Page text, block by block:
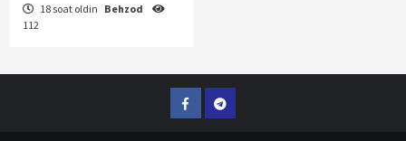
18 soat oldin Behzod
112
FacebookTelegram